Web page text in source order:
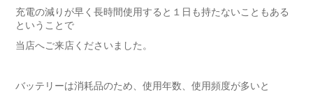
充電の減りが早く長時間使用すると１日も持たないこともある
ということで
当店へご来店くださいました。
バッテリーは消耗品のため、使用年数、使用頻度が多いと